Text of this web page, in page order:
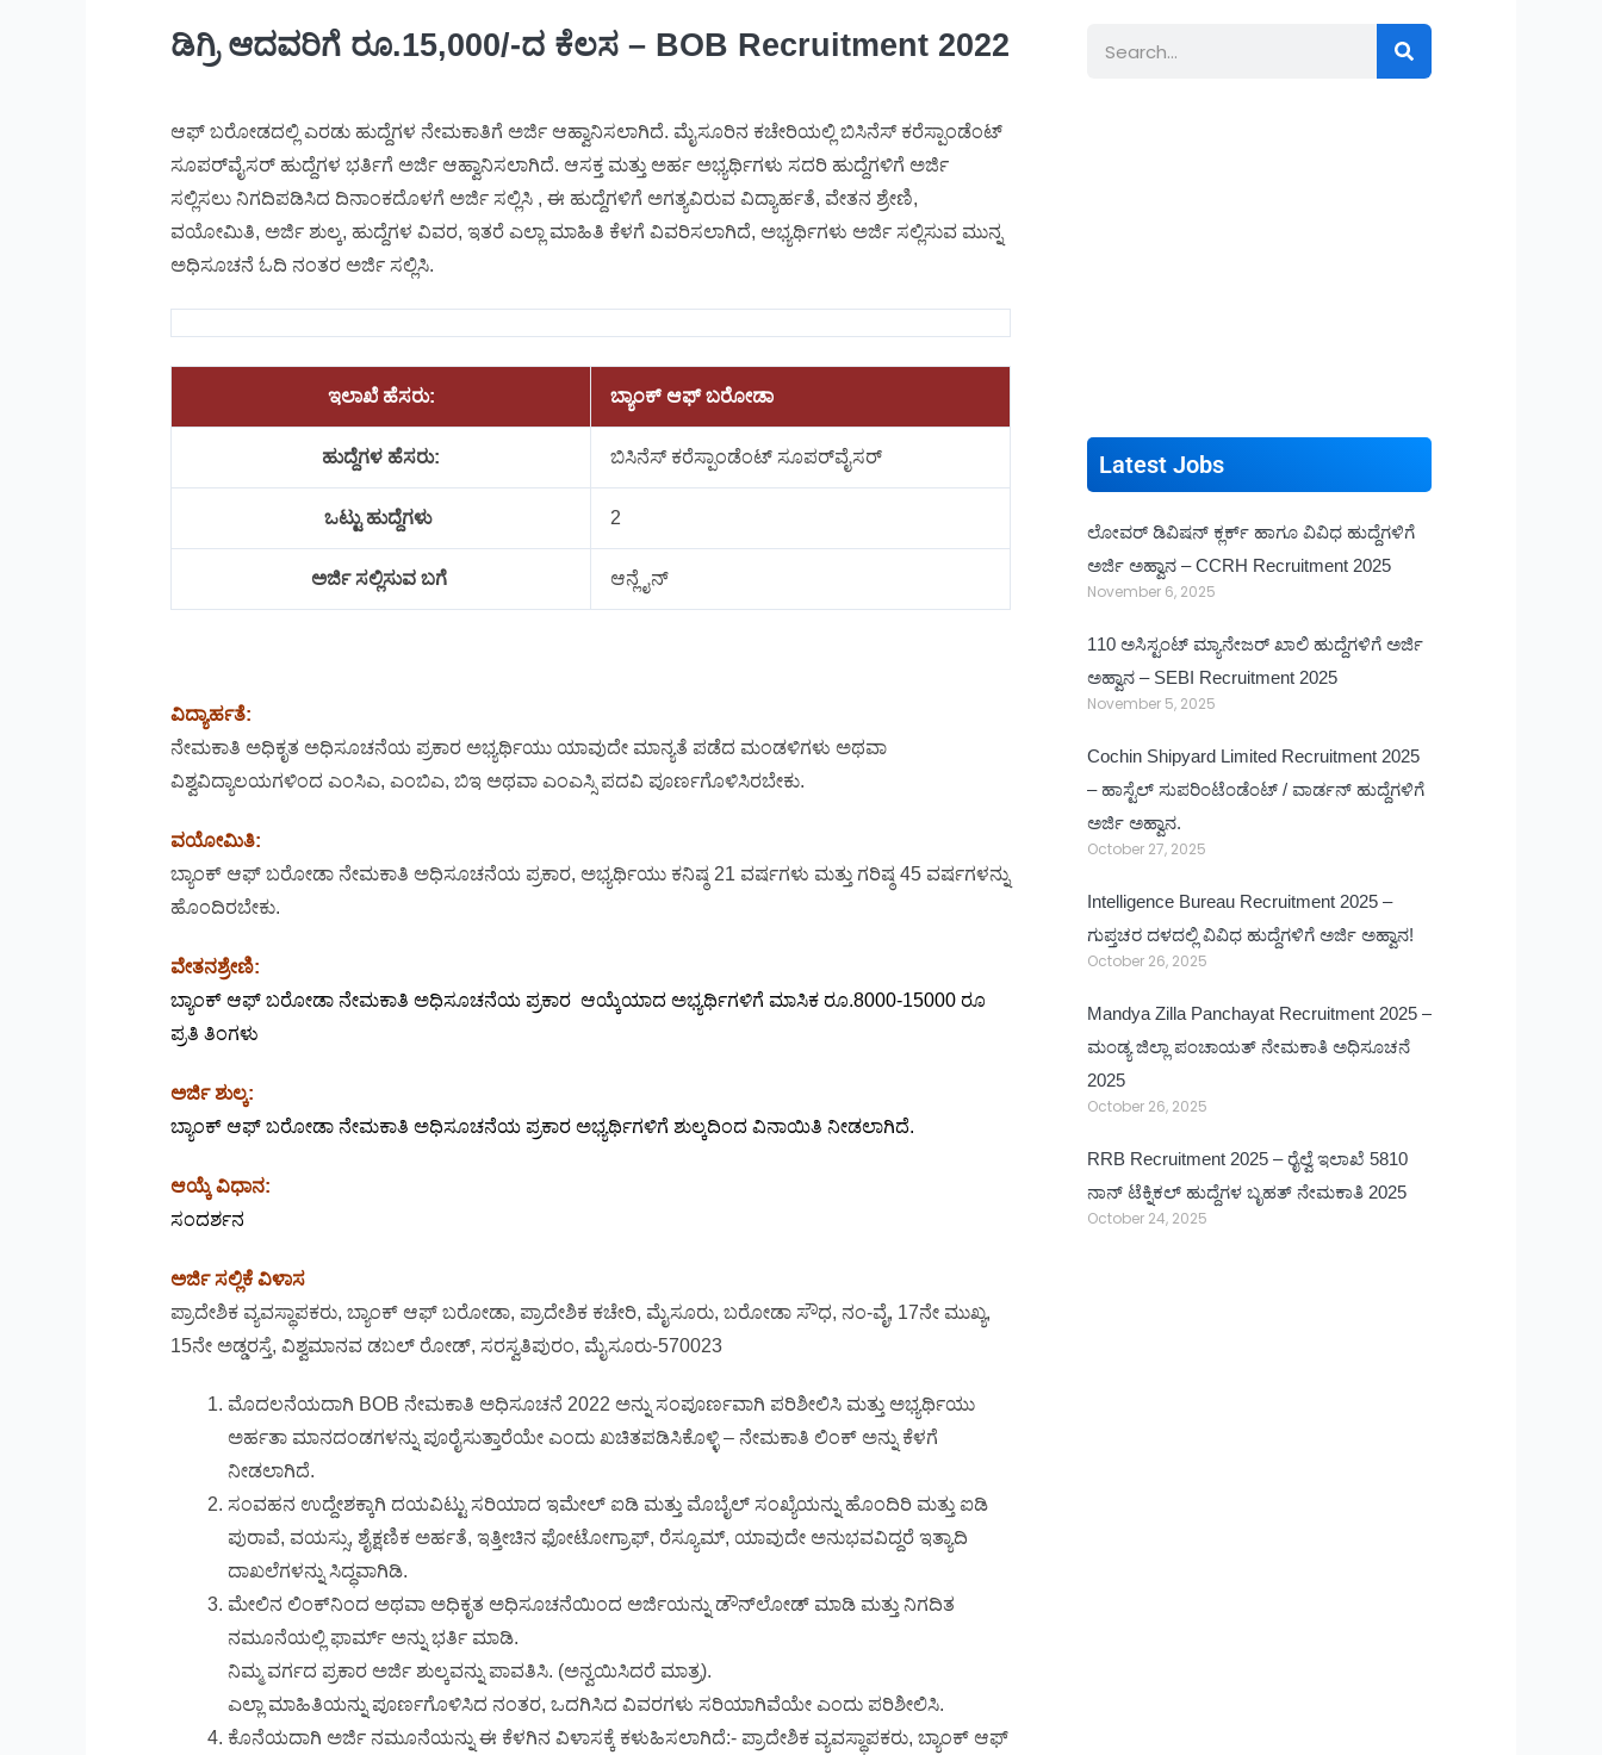
ಡಿಗ್ರಿ ಆದವರಿಗೆ ರೂ.15,000/-ದ ಕೆಲಸ – BOB Recruitment 2022
ಆಫ್​ ಬರೋಡದಲ್ಲಿ ಎರಡು ಹುದ್ದೆಗಳ ನೇಮಕಾತಿಗೆ ಅರ್ಜಿ ಆಹ್ವಾನಿಸಲಾಗಿದೆ. ಮೈಸೂರಿನ ಕಚೇರಿಯಲ್ಲಿ ಬಿಸಿನೆಸ್​ ಕರೆಸ್ಪಾಂಡೆಂಟ್​
ಸೂಪರ್​ವೈಸರ್ ಹುದ್ದೆಗಳ ಭರ್ತಿಗೆ ಅರ್ಜಿ ಆಹ್ವಾನಿಸಲಾಗಿದೆ. ಆಸಕ್ತ ಮತ್ತು ಅರ್ಹ ಅಭ್ಯರ್ಥಿಗಳು ಸದರಿ ಹುದ್ದೆಗಳಿಗೆ ಅರ್ಜಿ
ಸಲ್ಲಿಸಲು ನಿಗದಿಪಡಿಸಿದ ದಿನಾಂಕದೊಳಗೆ ಅರ್ಜಿ ಸಲ್ಲಿಸಿ , ಈ ಹುದ್ದೆಗಳಿಗೆ ಅಗತ್ಯವಿರುವ ವಿದ್ಯಾರ್ಹತೆ, ವೇತನ ಶ್ರೇಣಿ,
ವಯೋಮಿತಿ, ಅರ್ಜಿ ಶುಲ್ಕ, ಹುದ್ದೆಗಳ ವಿವರ, ಇತರೆ ಎಲ್ಲಾ ಮಾಹಿತಿ ಕೆಳಗೆ ವಿವರಿಸಲಾಗಿದೆ, ಅಭ್ಯರ್ಥಿಗಳು ಅರ್ಜಿ ಸಲ್ಲಿಸುವ ಮುನ್ನ
ಅಧಿಸೂಚನೆ ಓದಿ ನಂತರ ಅರ್ಜಿ ಸಲ್ಲಿಸಿ.
ಇಲಾಖೆ ಹೆಸರು: ಬ್ಯಾಂಕ್ ಆಫ್ ಬರೋಡಾ
ಹುದ್ದೆಗಳ ಹೆಸರು: ಬಿಸಿನೆಸ್ ಕರೆಸ್ಪಾಂಡೆಂಟ್ ಸೂಪರ್​ವೈಸರ್​
ಒಟ್ಟು ಹುದ್ದೆಗಳು 2
ಅರ್ಜಿ ಸಲ್ಲಿಸುವ ಬಗೆ ಆನ್ಲೈನ್
ವಿದ್ಯಾರ್ಹತೆ:
ನೇಮಕಾತಿ ಅಧಿಕೃತ ಅಧಿಸೂಚನೆಯ ಪ್ರಕಾರ ಅಭ್ಯರ್ಥಿಯು ಯಾವುದೇ ಮಾನ್ಯತೆ ಪಡೆದ ಮಂಡಳಿಗಳು ಅಥವಾ
ವಿಶ್ವವಿದ್ಯಾಲಯಗಳಿಂದ ಎಂಸಿಎ, ಎಂಬಿಎ, ಬಿಇ ಅಥವಾ ಎಂಎಸ್ಸಿ ಪದವಿ ಪೂರ್ಣಗೊಳಿಸಿರಬೇಕು.
ವಯೋಮಿತಿ:
ಬ್ಯಾಂಕ್ ಆಫ್ ಬರೋಡಾ ನೇಮಕಾತಿ ಅಧಿಸೂಚನೆಯ ಪ್ರಕಾರ, ಅಭ್ಯರ್ಥಿಯು ಕನಿಷ್ಠ 21 ವರ್ಷಗಳು ಮತ್ತು ಗರಿಷ್ಠ 45 ವರ್ಷಗಳನ್ನು
ಹೊಂದಿರಬೇಕು.
ವೇತನಶ್ರೇಣಿ:
ಬ್ಯಾಂಕ್ ಆಫ್ ಬರೋಡಾ ನೇಮಕಾತಿ ಅಧಿಸೂಚನೆಯ ಪ್ರಕಾರ ಆಯ್ಕೆಯಾದ ಅಭ್ಯರ್ಥಿಗಳಿಗೆ ಮಾಸಿಕ ರೂ.8000-15000 ರೂ
ಪ್ರತಿ ತಿಂಗಳು
ಅರ್ಜಿ ಶುಲ್ಕ:
ಬ್ಯಾಂಕ್ ಆಫ್ ಬರೋಡಾ ನೇಮಕಾತಿ ಅಧಿಸೂಚನೆಯ ಪ್ರಕಾರ ಅಭ್ಯರ್ಥಿಗಳಿಗೆ ಶುಲ್ಕದಿಂದ ವಿನಾಯಿತಿ ನೀಡಲಾಗಿದೆ.
ಆಯ್ಕೆ ವಿಧಾನ:
ಸಂದರ್ಶನ
ಅರ್ಜಿ ಸಲ್ಲಿಕೆ ವಿಳಾಸ
ಪ್ರಾದೇಶಿಕ ವ್ಯವಸ್ಥಾಪಕರು, ಬ್ಯಾಂಕ್ ಆಫ್ ಬರೋಡಾ, ಪ್ರಾದೇಶಿಕ ಕಚೇರಿ, ಮೈಸೂರು, ಬರೋಡಾ ಸೌಧ, ನಂ-ವೈ, 17ನೇ ಮುಖ್ಯ,
15ನೇ ಅಡ್ಡರಸ್ತೆ, ವಿಶ್ವಮಾನವ ಡಬಲ್ ರೋಡ್, ಸರಸ್ವತಿಪುರಂ, ಮೈಸೂರು-570023
ಮೊದಲನೆಯದಾಗಿ BOB ನೇಮಕಾತಿ ಅಧಿಸೂಚನೆ 2022 ಅನ್ನು ಸಂಪೂರ್ಣವಾಗಿ ಪರಿಶೀಲಿಸಿ ಮತ್ತು ಅಭ್ಯರ್ಥಿಯು
ಅರ್ಹತಾ ಮಾನದಂಡಗಳನ್ನು ಪೂರೈಸುತ್ತಾರೆಯೇ ಎಂದು ಖಚಿತಪಡಿಸಿಕೊಳ್ಳಿ – ನೇಮಕಾತಿ ಲಿಂಕ್ ಅನ್ನು ಕೆಳಗೆ
ನೀಡಲಾಗಿದೆ.
ಸಂವಹನ ಉದ್ದೇಶಕ್ಕಾಗಿ ದಯವಿಟ್ಟು ಸರಿಯಾದ ಇಮೇಲ್ ಐಡಿ ಮತ್ತು ಮೊಬೈಲ್ ಸಂಖ್ಯೆಯನ್ನು ಹೊಂದಿರಿ ಮತ್ತು ಐಡಿ
ಪುರಾವೆ, ವಯಸ್ಸು, ಶೈಕ್ಷಣಿಕ ಅರ್ಹತೆ, ಇತ್ತೀಚಿನ ಫೋಟೋಗ್ರಾಫ್, ರೆಸ್ಯೂಮ್, ಯಾವುದೇ ಅನುಭವವಿದ್ದರೆ ಇತ್ಯಾದಿ
ದಾಖಲೆಗಳನ್ನು ಸಿದ್ಧವಾಗಿಡಿ.
ಮೇಲಿನ ಲಿಂಕ್‌ನಿಂದ ಅಥವಾ ಅಧಿಕೃತ ಅಧಿಸೂಚನೆಯಿಂದ ಅರ್ಜಿಯನ್ನು ಡೌನ್‌ಲೋಡ್ ಮಾಡಿ ಮತ್ತು ನಿಗದಿತ
ನಮೂನೆಯಲ್ಲಿ ಫಾರ್ಮ್ ಅನ್ನು ಭರ್ತಿ ಮಾಡಿ.
ನಿಮ್ಮ ವರ್ಗದ ಪ್ರಕಾರ ಅರ್ಜಿ ಶುಲ್ಕವನ್ನು ಪಾವತಿಸಿ. (ಅನ್ವಯಿಸಿದರೆ ಮಾತ್ರ).
ಎಲ್ಲಾ ಮಾಹಿತಿಯನ್ನು ಪೂರ್ಣಗೊಳಿಸಿದ ನಂತರ, ಒದಗಿಸಿದ ವಿವರಗಳು ಸರಿಯಾಗಿವೆಯೇ ಎಂದು ಪರಿಶೀಲಿಸಿ.
ಕೊನೆಯದಾಗಿ ಅರ್ಜಿ ನಮೂನೆಯನ್ನು ಈ ಕೆಳಗಿನ ವಿಳಾಸಕ್ಕೆ ಕಳುಹಿಸಲಾಗಿದೆ:- ಪ್ರಾದೇಶಿಕ ವ್ಯವಸ್ಥಾಪಕರು, ಬ್ಯಾಂಕ್ ಆಫ್
Search
Latest Jobs
ಲೋವರ್ ಡಿವಿಷನ್ ಕ್ಲರ್ಕ್ ಹಾಗೂ ವಿವಿಧ ಹುದ್ದೆಗಳಿಗೆ
ಅರ್ಜಿ ಅಹ್ವಾನ – CCRH Recruitment 2025
November 6, 2025
110 ಅಸಿಸ್ಟಂಟ್ ಮ್ಯಾನೇಜರ್ ಖಾಲಿ ಹುದ್ದೆಗಳಿಗೆ ಅರ್ಜಿ
ಅಹ್ವಾನ – SEBI Recruitment 2025
November 5, 2025
Cochin Shipyard Limited Recruitment 2025
– ಹಾಸ್ಟೆಲ್ ಸುಪರಿಂಟೆಂಡೆಂಟ್ / ವಾರ್ಡನ್ ಹುದ್ದೆಗಳಿಗೆ
ಅರ್ಜಿ ಅಹ್ವಾನ.
October 27, 2025
Intelligence Bureau Recruitment 2025 –
ಗುಪ್ತಚರ ದಳದಲ್ಲಿ ವಿವಿಧ ಹುದ್ದೆಗಳಿಗೆ ಅರ್ಜಿ ಅಹ್ವಾನ!
October 26, 2025
Mandya Zilla Panchayat Recruitment 2025 –
ಮಂಡ್ಯ ಜಿಲ್ಲಾ ಪಂಚಾಯತ್ ನೇಮಕಾತಿ ಅಧಿಸೂಚನೆ
2025
October 26, 2025
RRB Recruitment 2025 – ರೈಲ್ವೆ ಇಲಾಖೆ 5810
ನಾನ್ ಟೆಕ್ನಿಕಲ್ ಹುದ್ದೆಗಳ ಬೃಹತ್ ನೇಮಕಾತಿ 2025
October 24, 2025